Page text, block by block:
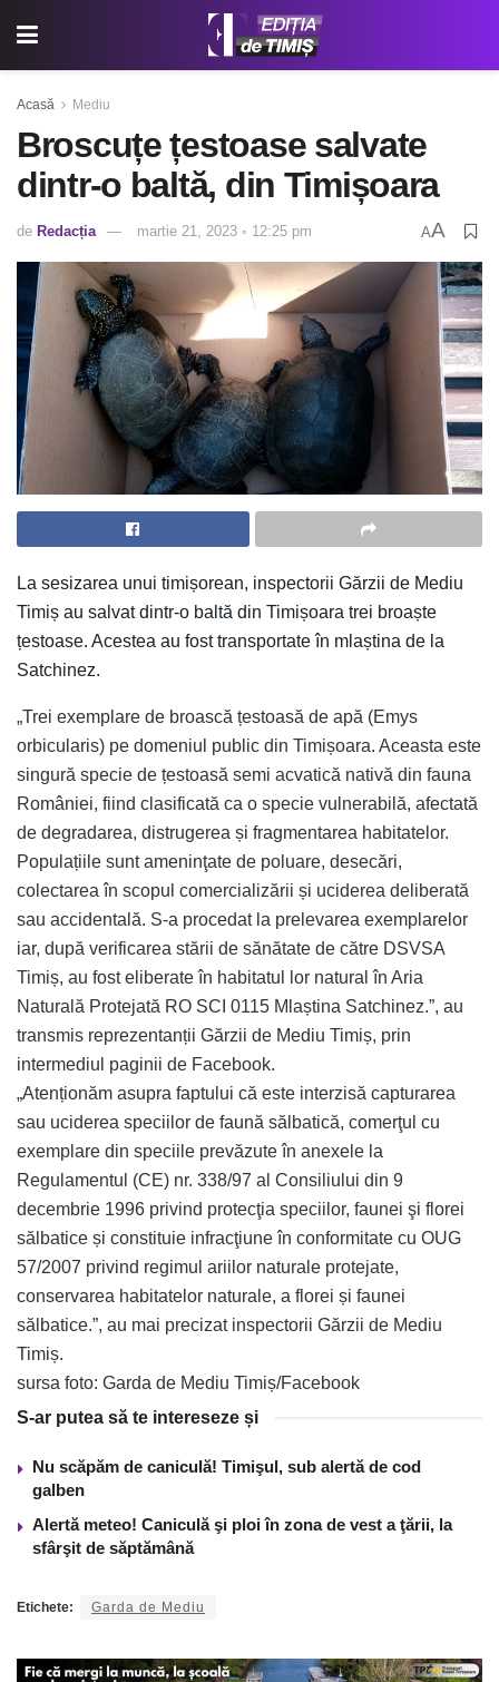
Acasă Mediu
Broscuțe țestoase salvate
dintr-o baltă, din Timișoara
de Redacția martie 21, 2023 ◦ 12:25 pm AA
La sesizarea unui timișorean, inspectorii Gărzii de Mediu
Timiș au salvat dintr-o baltă din Timișoara trei broaște
țestoase. Acestea au fost transportate în mlaștina de la
Satchinez.
„Trei exemplare de broască țestoasă de apă (Emys
orbicularis) pe domeniul public din Timișoara. Aceasta este
singură specie de țestoasă semi acvatică nativă din fauna
României, fiind clasificată ca o specie vulnerabilă, afectată
de degradarea, distrugerea și fragmentarea habitatelor.
Populațiile sunt ameninţate de poluare, desecări,
colectarea în scopul comercializării și uciderea deliberată
sau accidentală. S-a procedat la prelevarea exemplarelor
iar, după verificarea stării de sănătate de către DSVSA
Timiș, au fost eliberate în habitatul lor natural în Aria
Naturală Protejată RO SCI 0115 Mlaștina Satchinez.”, au
transmis reprezentanții Gărzii de Mediu Timiș, prin
intermediul paginii de Facebook.
„Atenționăm asupra faptului că este interzisă capturarea
sau uciderea speciilor de faună sălbatică, comerţul cu
exemplare din speciile prevăzute în anexele la
Regulamentul (CE) nr. 338/97 al Consiliului din 9
decembrie 1996 privind protecţia speciilor, faunei şi florei
sălbatice și constituie infracţiune în conformitate cu OUG
57/2007 privind regimul ariilor naturale protejate,
conservarea habitatelor naturale, a florei și faunei
sălbatice.”, au mai precizat inspectorii Gărzii de Mediu
Timiș.
sursa foto: Garda de Mediu Timiș/Facebook
S-ar putea să te intereseze și
Nu scăpăm de caniculă! Timişul, sub alertă de cod
galben
Alertă meteo! Caniculă şi ploi în zona de vest a ţării, la
sfârşit de săptămână
Etichete: Garda de Mediu